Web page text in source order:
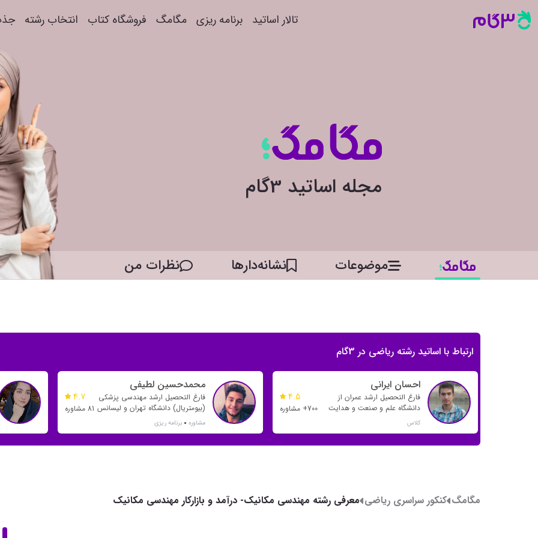
تالار اساتید برنامه ریزی مگامگ فروشگاه کتاب انتخاب رشته
مجله اساتید 3گام
موضوعات نشانه‌دار‌ها نظرات من
ارتباط با اساتید رشته ریاضی در 3گام
احسان ایرانی
فارغ التحصیل ارشد عمران از
دانشگاه علم و صنعت و هدایت
بسیاری از رتبه های تک رقمی و
دو رقمی
کلاس
4.5
700+ مشاوره
محمدحسین لطیفی
فارغ التحصیل ارشد مهندسی پزشکی
(بیومتریال) دانشگاه تهران و لیسانس
مهندسی پلیمر دانشگاه صنعتی
امیرکبیر
مشاوره برنامه ریزی
4.7
81 مشاوره
مگامگ کنکور سراسری ریاضی معرفی رشته مهندسی مکانیک- درآمد و بازارکار مهندسی مکانیک